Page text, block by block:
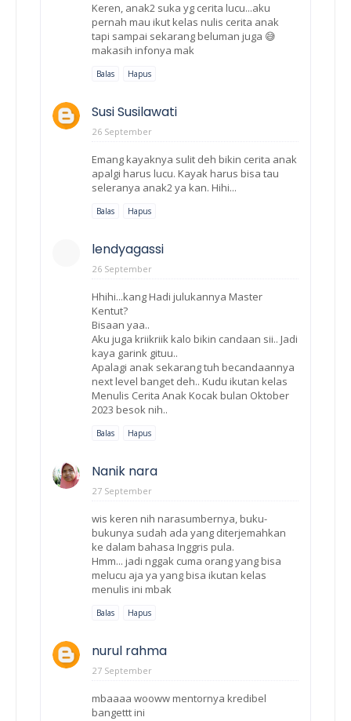
Keren, anak2 suka yg cerita lucu...aku
pernah mau ikut kelas nulis cerita anak
tapi sampai sekarang beluman juga 😅
makasih infonya mak
Balas Hapus
Susi Susilawati
26 September
Emang kayaknya sulit deh bikin cerita anak
apalgi harus lucu. Kayak harus bisa tau
seleranya anak2 ya kan. Hihi...
Balas Hapus
lendyagassi
26 September
Hhihi...kang Hadi julukannya Master
Kentut?
Bisaan yaa..
Aku juga kriikriik kalo bikin candaan sii.. Jadi
kaya garink gituu..
Apalagi anak sekarang tuh becandaannya
next level banget deh.. Kudu ikutan kelas
Menulis Cerita Anak Kocak bulan Oktober
2023 besok nih..
Balas Hapus
Nanik nara
27 September
wis keren nih narasumbernya, buku-
bukunya sudah ada yang diterjemahkan
ke dalam bahasa Inggris pula.
Hmm... jadi nggak cuma orang yang bisa
melucu aja ya yang bisa ikutan kelas
menulis ini mbak
Balas Hapus
nurul rahma
27 September
mbaaaa wooww mentornya kredibel
bangettt ini